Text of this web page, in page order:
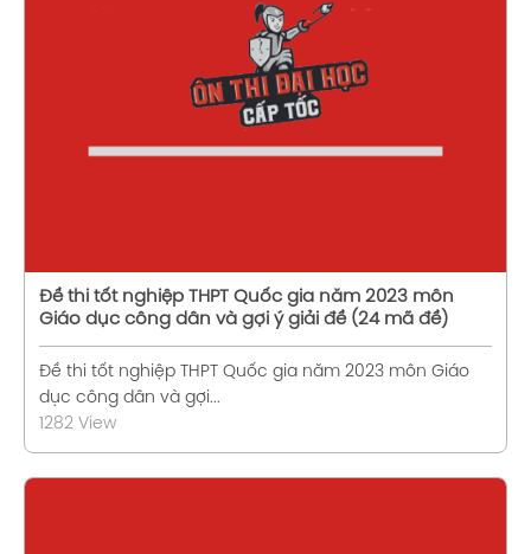
Xem chi tiết
Đề thi tốt nghiệp THPT Quốc gia năm 2023 môn
Giáo dục công dân và gợi ý giải đề (24 mã đề)
Đề thi tốt nghiệp THPT Quốc gia năm 2023 môn Giáo
dục công dân và gợi...
1282 View